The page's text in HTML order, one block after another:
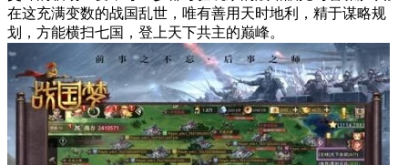
在这充满变数的战国乱世，唯有善用天时地利，精于谋略规
划，方能横扫七国，登上天下共主的巅峰。